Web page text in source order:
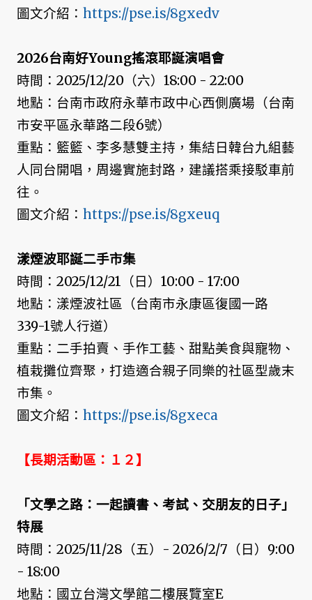
圖文介紹： https://pse.is/8gxedv
2026台南好Young搖滾耶誕演唱會
時間：2025/12/20（六）18:00 - 22:00
地點：台南市政府永華市政中心西側廣場（台南
市安平區永華路二段6號）
重點：籃籃、李多慧雙主持，集結日韓台九組藝
人同台開唱，周邊實施封路，建議搭乘接駁車前
往。
圖文介紹： https://pse.is/8gxeuq
漾煙波耶誕二手市集
時間：2025/12/21（日）10:00 - 17:00
地點：漾煙波社區（台南市永康區復國一路
339-1號人行道）
重點：二手拍賣、手作工藝、甜點美食與寵物、
植栽攤位齊聚，打造適合親子同樂的社區型歲末
市集。
圖文介紹： https://pse.is/8gxeca
【長期活動區：１２】
「文學之路：一起讀書、考試、交朋友的日子」
特展
時間：2025/11/28（五）- 2026/2/7（日）9:00
- 18:00
地點：國立台灣文學館二樓展覽室E